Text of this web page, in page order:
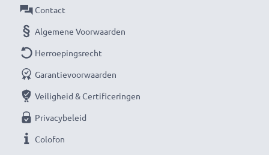
Contact
Algemene Voorwaarden
Herroepingsrecht
Garantievoorwaarden
Veiligheid & Certificeringen
Privacybeleid
Colofon